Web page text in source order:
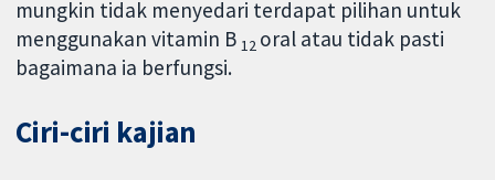
mungkin tidak menyedari terdapat pilihan untuk
menggunakan vitamin B 12 oral atau tidak pasti
bagaimana ia berfungsi.
Ciri-ciri kajian